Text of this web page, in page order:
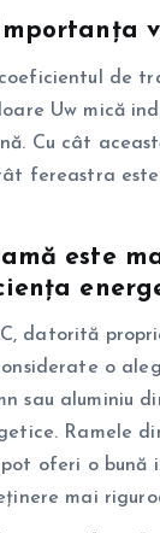
de
Uw mică
Cu cât
fereastra
este
datorită
o
sau aluminiu
Ramele
pot oferi o bună
mai